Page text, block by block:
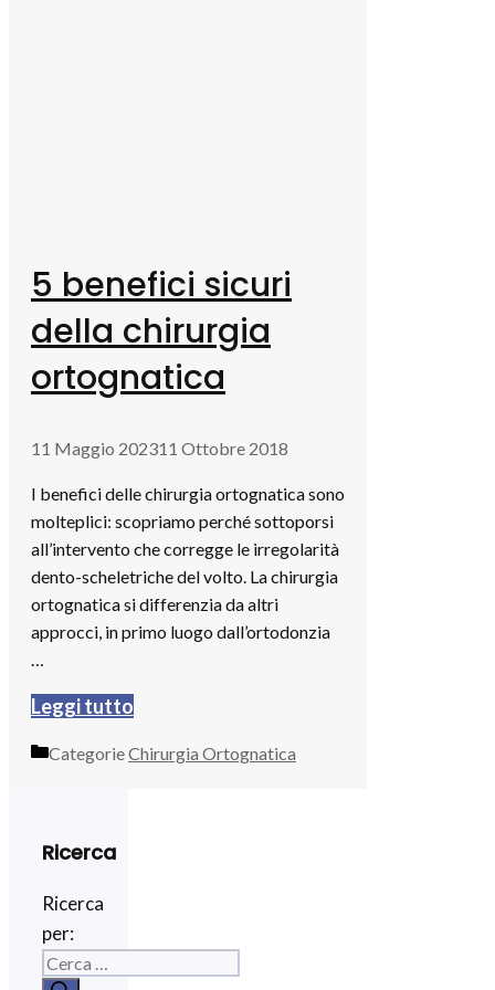
5 benefici sicuri
della chirurgia
ortognatica
11 Maggio 202311 Ottobre 2018
I benefici delle chirurgia ortognatica sono
molteplici: scopriamo perché sottoporsi
all’intervento che corregge le irregolarità
dento-scheletriche del volto. La chirurgia
ortognatica si differenzia da altri
approcci, in primo luogo dall’ortodonzia
Leggi tutto
CategorieChirurgia Ortognatica
Ricerca
Ricerca
per: